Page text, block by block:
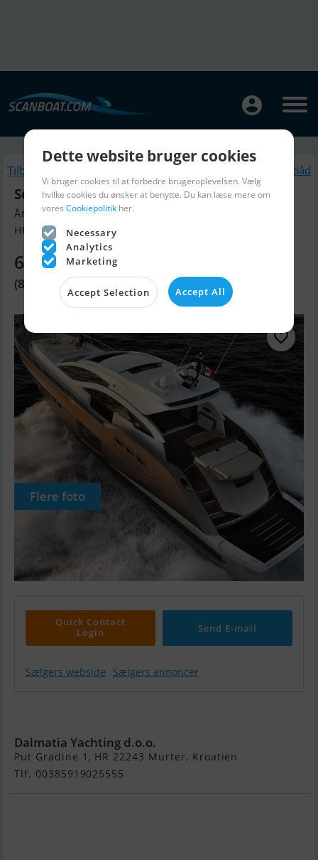
Tilbage Lignende Motorbåd
Sessa C68
Årgang 2012, Motorbåd til salg
HR, Kroatien
6.569.300 DKK
(880.000 EUR)
Flere foto
Quick Contact
Login
Send E-mail
Sælgers webside Sælgers annoncer
Dalmatia Yachting d.o.o.
Put Gradine 1, HR 22243 Murter, Kroatien
Tlf. 00385919025555
Dette website bruger cookies
Vi bruger cookies til at forbedre brugeroplevelsen. Vælg
hvilke cookies du ønsker at benytte. Du kan læse mere om
vores Cookiepolitik her.
Necessary
Analytics
Marketing
Accept Selection Accept All